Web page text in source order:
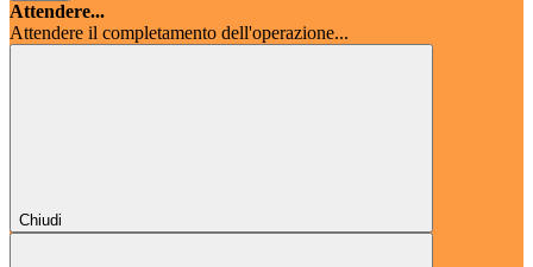
Attendere...
Attendere il completamento dell'operazione...
Chiudi